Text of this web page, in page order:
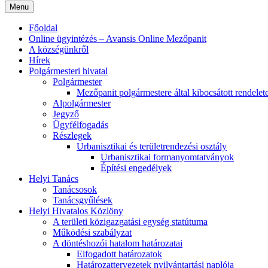
Menu
Főoldal
Online ügyintézés – Avansis Online Mezőpanit
A községünkről
Hírek
Polgármesteri hivatal
Polgármester
Mezőpanit polgármestere által kibocsátott
Alpolgármester
Jegyző
Ügyfélfogadás
Részlegek
Urbanisztikai és területrendezési osztály
Urbanisztikai formanyomtatványok
Építési engedélyek
Helyi Tanács
Tanácsosok
Tanácsgyűlések
Helyi Hivatalos Közlöny
A területi közigazgatási egység statútuma
Működési szabályzat
A döntéshozói hatalom határozatai
Elfogadott határozatok
Határozattervezetek nyilvántartási naplója